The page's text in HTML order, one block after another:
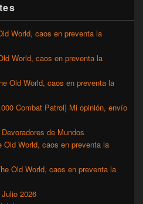
World, caos en preventa la
World, caos en preventa la
Old World, caos en preventa la
Combat Patrol] Mi opinión, envío
de Mundos
Old World, caos en preventa la
Old World, caos en preventa la
2026